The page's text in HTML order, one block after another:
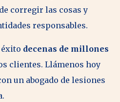
corregir las cosas y
responsables.
decenas de millones
clientes. Llámenos hoy
un abogado de lesiones